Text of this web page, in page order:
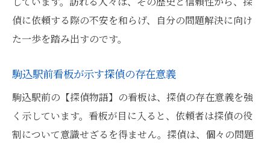
実力
都市問題に挑む探偵の手腕
駒込の探偵が直面する現実の課題
探偵たちの問題解決へのアプローチ
都市の謎を解き明かす探偵力
現代の都市における探偵の挑戦
偵に依頼する際の不安を和らげ、自分の問題解決に向け
た一歩を踏み出すのです。
駒込駅前看板が示す探偵の存在意義
駒込駅前の【探偵物語】の看板は、探偵の存在意義を強
く示しています。看板が目に入ると、依頼者は探偵の役
割について意識せざるを得ません。探偵は、個々の問題